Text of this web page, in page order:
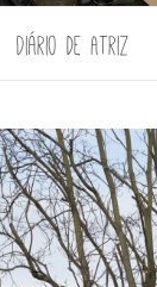
Diário de Atriz